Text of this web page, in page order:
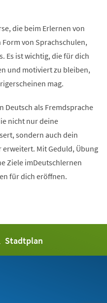
die beim Erlernen von
von Sprachschulen,
Es ist wichtig, die für dich
und motiviert zu bleiben,
mag.
Deutsch als Fremdsprache
nicht nur deine
sondern auch dein
Mit Geduld, Übung
Ziele imDeutschlernen
für dich eröffnen.
Stadtplan